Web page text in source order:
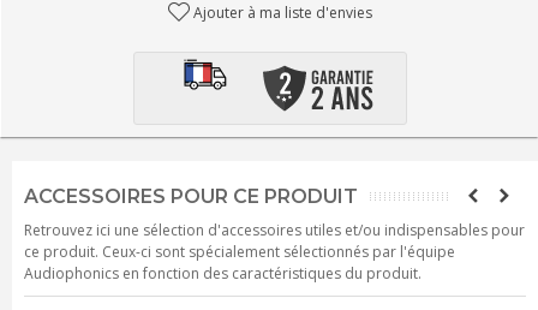
Ajouter à ma liste d'envies
ACCESSOIRES POUR CE PRODUIT
Retrouvez ici une sélection d'accessoires utiles et/ou indispensables pour
ce produit. Ceux-ci sont spécialement sélectionnés par l'équipe
Audiophonics en fonction des caractéristiques du produit.